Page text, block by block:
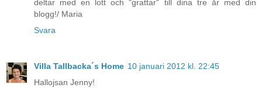
deltar med en lott och "grattar" till dina tre år med din
blogg!/ Maria
Svara
Villa Tallbacka´s Home 10 januari 2012 kl. 22:45
Hallojsan Jenny!